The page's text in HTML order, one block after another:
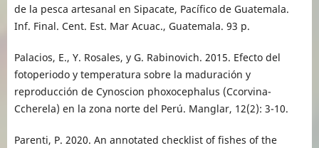
de la pesca artesanal en Sipacate, Pacífico de Guatemala.
Inf. Final. Cent. Est. Mar Acuac., Guatemala. 93 p.
Palacios, E., Y. Rosales, y G. Rabinovich. 2015. Efecto del
fotoperiodo y temperatura sobre la maduración y
reproducción de Cynoscion phoxocephalus (Ccorvina-
Ccherela) en la zona norte del Perú. Manglar, 12(2): 3-10.
Parenti, P. 2020. An annotated checklist of fishes of the